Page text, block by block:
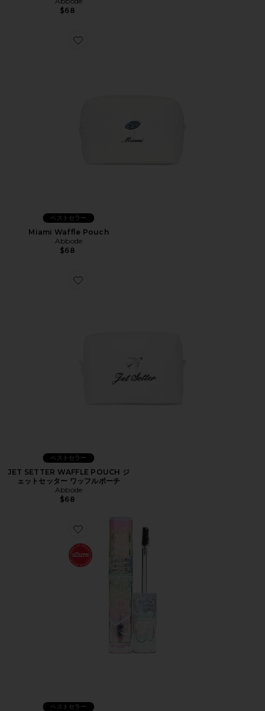
$68
Favorite Miami Waffle Pouch
ベストセラー
Miami Waffle Pouch
Abbode
$68
Favorite JET SETTER WAFFLE POUCH ジェットセッタ
ベストセラー
JET SETTER WAFFLE POUCH ジ
ェットセッター ワッフルポーチ
Abbode
$68
Favorite AIR BROW アイブロウジェル
ベストセラー